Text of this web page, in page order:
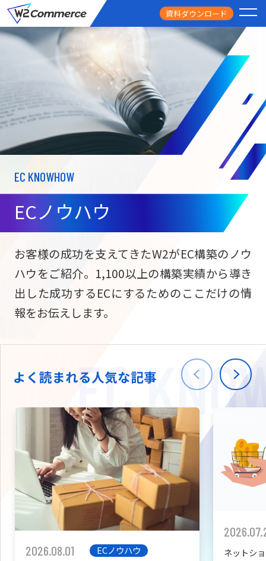
資料ダウンロード
サービス
ECサイト構築
サブスク/定期通販
ECサイト構築
海外進出・現地
W2
拡張プラグイン一覧
カスタマイズ開発
PRICE
料金
FEATURE
導入事例
USEFUL
お役立ち情報
NEWS
ニュース
会社情報
TW
EC KNOWHOW
ECノウハウ
お客様の成功を支えてきたW2がEC構築のノウ
ハウをご紹介。1,100以上の構築実績から導き
出した成功するECにするためのここだけの情
報をお伝えします。
よく読まれる人気な記事
2026.08.01
ECノウハウ
ネットシ